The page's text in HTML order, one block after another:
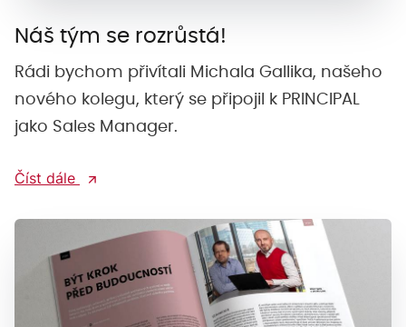
Náš tým se rozrůstá!
Rádi bychom přivítali Michala Gallika, našeho
nového kolegu, který se připojil k PRINCIPAL
jako Sales Manager.
Číst dále